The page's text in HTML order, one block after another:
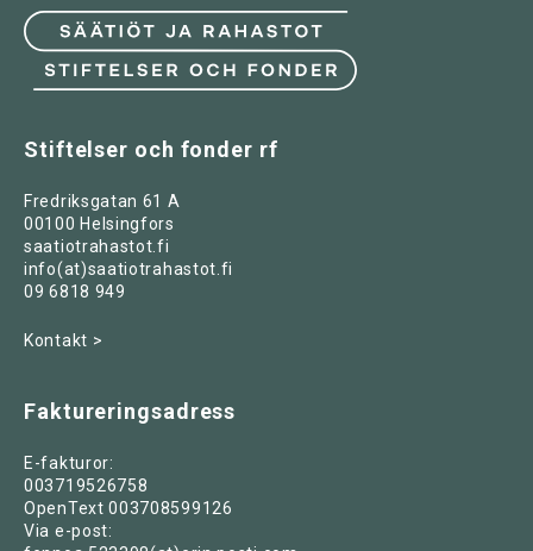
Stiftelser och fonder rf
Fredriksgatan 61 A
00100 Helsingfors
saatiotrahastot.fi
info(at)saatiotrahastot.fi
09 6818 949
Kontakt >
Faktureringsadress
E-fakturor:
003719526758
OpenText 003708599126
Via e-post: